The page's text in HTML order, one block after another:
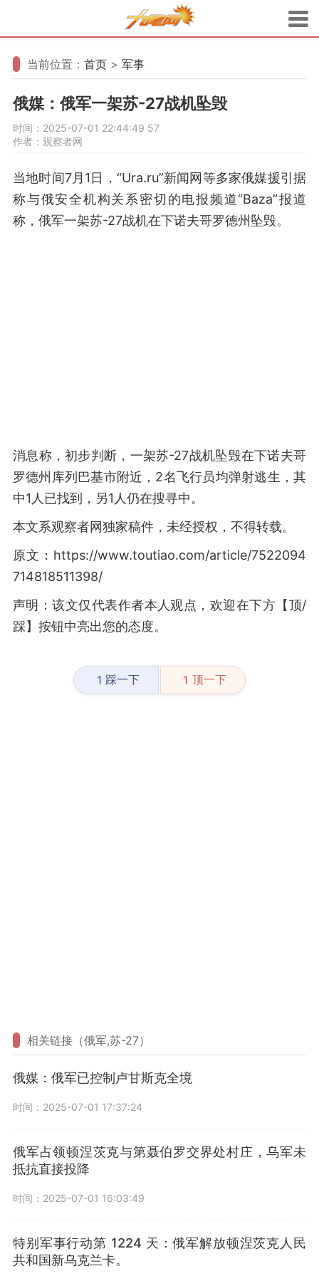
当前位置： 首页 > 军事
俄媒：俄军一架苏-27战机坠毁
时间：2025-07-01 22:44:49 57
作者：观察者网
当地时间7月1日，“Ura.ru”新闻网等多家俄媒援引据
称与俄安全机构关系密切的电报频道“Baza”报道
称，俄军一架苏-27战机在下诺夫哥罗德州坠毁。
消息称，初步判断，一架苏-27战机坠毁在下诺夫哥
罗德州库列巴基市附近，2名飞行员均弹射逃生，其
中1人已找到，另1人仍在搜寻中。
本文系观察者网独家稿件，未经授权，不得转载。
原文：https://www.toutiao.com/article/7522094
714818511398/
声明：该文仅代表作者本人观点，欢迎在下方【顶/
踩】按钮中亮出您的态度。
1 踩一下 1 顶一下
相关链接（俄军,苏-27）
俄媒：俄军已控制卢甘斯克全境
时间：2025-07-01 17:37:24
俄军占领顿涅茨克与第聂伯罗交界处村庄，乌军未
抵抗直接投降
时间：2025-07-01 16:03:49
特别军事行动第 1224 天：俄军解放顿涅茨克人民
共和国新乌克兰卡。